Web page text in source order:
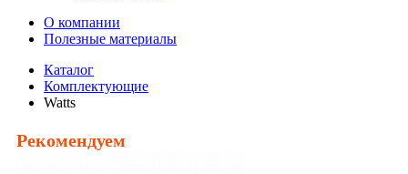
О компании
Полезные материалы
Каталог
Комплектующие
Watts
Рекомендуем